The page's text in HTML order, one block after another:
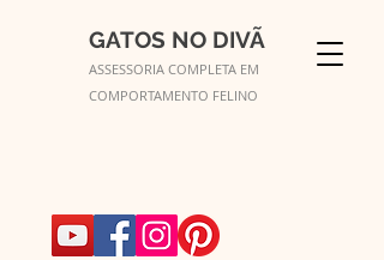
GATOS NO DIVÃ
ASSESSORIA COMPLETA EM
COMPORTAMENTO FELINO